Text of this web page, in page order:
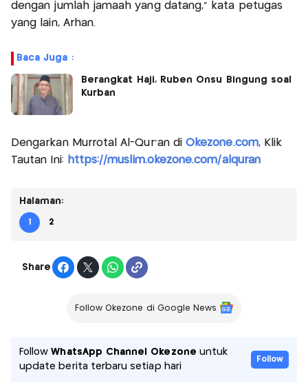
dengan jumlah jamaah yang datang,” kata petugas
yang lain, Arhan.
Baca Juga :
Berangkat Haji, Ruben Onsu Bingung soal
Kurban
Dengarkan Murrotal Al-Qur'an diOkezone.com, Klik
Tautan Ini: https://muslim.okezone.com/alquran
Halaman:
1 2
Share
Follow Okezone di Google News
FollowWhatsApp Channel Okezone untuk
update berita terbaru setiap hari
Follow